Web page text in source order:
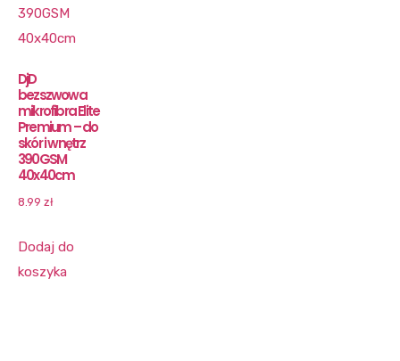
DjD
bezszwowa
mikrofibra Elite
Premium – do
skór i wnętrz
390GSM
40x40cm
8.99 zł
Dodaj do
koszyka